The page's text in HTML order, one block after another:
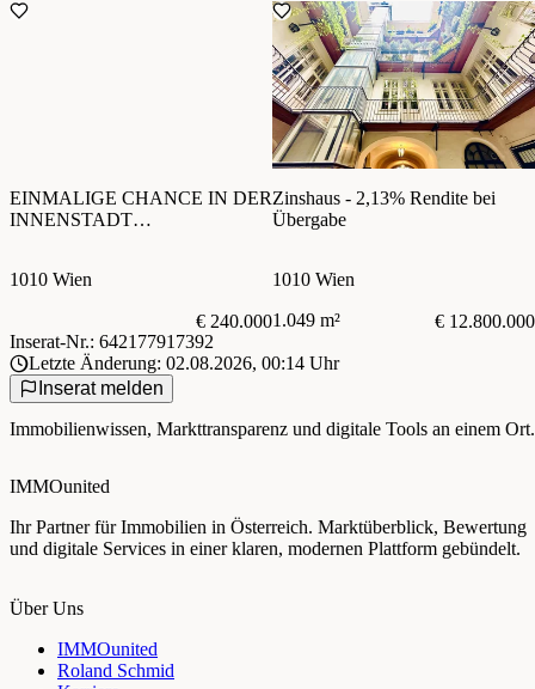
EINMALIGE CHANCE IN DER
INNENSTADT
1010 Wien
€ 240.000
Zinshaus - 2,13% Rendite bei
Übergabe
1010 Wien
1.049 m²
€ 12.800.000
Inserat-Nr.: 642177917392
Letzte Änderung: 02.08.2026, 00:14 Uhr
Inserat melden
Immobilienwissen, Markttransparenz und digitale Tools an einem Ort.
IMMOunited
Ihr Partner für Immobilien in Österreich. Marktüberblick, Bewertung
und digitale Services in einer klaren, modernen Plattform gebündelt.
Über Uns
IMMOunited
Roland Schmid